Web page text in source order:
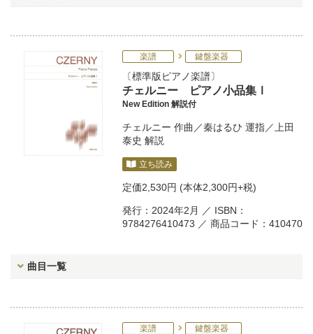
楽譜 鍵盤楽器
標準版ピアノ楽譜
チェルニー ピアノ小品集Ⅰ
New Edition 解説付
チェルニー 作曲／秦はるひ 運指／ 上田
泰史 解説
立ち読み
定価2,530円 (本体2,300円+税)
発行：2024年2月 ／ ISBN：
9784276410473 ／ 商品コード：410470
曲目一覧
楽譜 鍵盤楽器